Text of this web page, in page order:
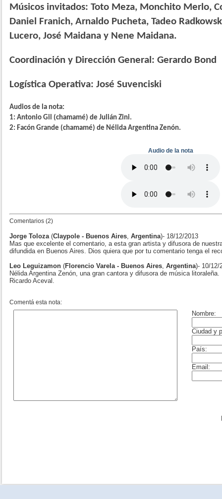
Músicos invitados: Toto Meza, Monchito Merlo,
Daniel Franich, Arnaldo Pucheta, Tadeo
Lucero, José Maidana y Nene Maidana.
Coordinación y Dirección General: Gerardo Bond
Logística Operativa: José Suvenciski
Audios de la nota:
1: Antonio Gil (chamamé) de Julián Zini.
2: Facón Grande (chamamé) de Nélida Argentina Zenón.
Audio de la nota
Comentarios (2)
Jorge Toloza (Claypole - Buenos Aires Argentina)- 18/12/2013
Mas que excelente el comentario, a esta gran artista y difusora de
difundida en Buenos Aires. Dios quiera que por tu comentario tenga el
Leo Leguizamon (Florencio Varela - Buenos Aires Argentina)- 10/12/
Nélida Argentina Zenón, una gran cantora y difusora de música
Ricardo Aceval.
Comentá esta nota: